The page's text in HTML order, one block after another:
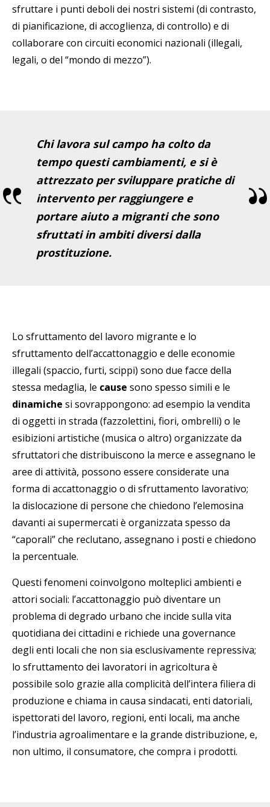
sfruttare i punti deboli dei nostri sistemi (di contrasto,
di pianificazione, di accoglienza, di controllo) e di
collaborare con circuiti economici nazionali (illegali,
legali, o del “mondo di mezzo”).
Chi lavora sul campo ha colto da
tempo questi cambiamenti, e si è
attrezzato per sviluppare pratiche di
intervento per raggiungere e
portare aiuto a migranti che sono
sfruttati in ambiti diversi dalla
prostituzione.
Lo sfruttamento del lavoro migrante e lo
sfruttamento dell’accattonaggio e delle economie
illegali (spaccio, furti, scippi) sono due facce della
stessa medaglia, le cause sono spesso simili e le
dinamiche si sovrappongono: ad esempio la vendita
di oggetti in strada (fazzolettini, fiori, ombrelli) o le
esibizioni artistiche (musica o altro) organizzate da
sfruttatori che distribuiscono la merce e assegnano le
aree di attività, possono essere considerate una
forma di accattonaggio o di sfruttamento lavorativo;
la dislocazione di persone che chiedono l’elemosina
davanti ai supermercati è organizzata spesso da
“caporali” che reclutano, assegnano i posti e chiedono
la percentuale.
Questi fenomeni coinvolgono molteplici ambienti e
attori sociali: l’accattonaggio può diventare un
problema di degrado urbano che incide sulla vita
quotidiana dei cittadini e richiede una governance
degli enti locali che non sia esclusivamente repressiva;
lo sfruttamento dei lavoratori in agricoltura è
possibile solo grazie alla complicità dell’intera filiera di
produzione e chiama in causa sindacati, enti datoriali,
ispettorati del lavoro, regioni, enti locali, ma anche
l’industria agroalimentare e la grande distribuzione, e,
non ultimo, il consumatore, che compra i prodotti.